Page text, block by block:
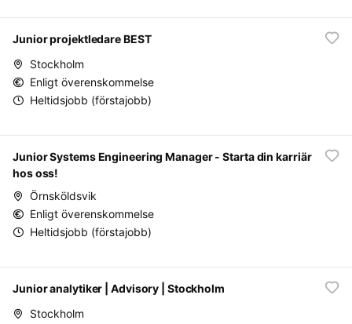
Junior projektledare BEST
Stockholm
Enligt överenskommelse
Heltidsjobb (förstajobb)
Junior Systems Engineering Manager - Starta din karriär
hos oss!
Örnsköldsvik
Enligt överenskommelse
Heltidsjobb (förstajobb)
Junior analytiker | Advisory | Stockholm
Stockholm